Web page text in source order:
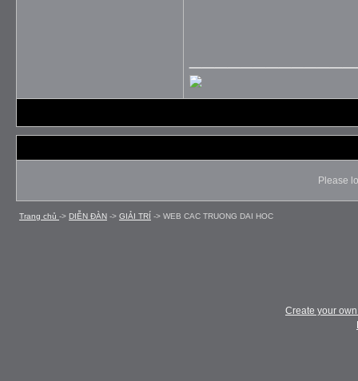
Please
Trang chủ -> DIỄN ÐÀN -> GIẢI TRÍ -> WEB CAC TRUONG DAI HOC
Create your